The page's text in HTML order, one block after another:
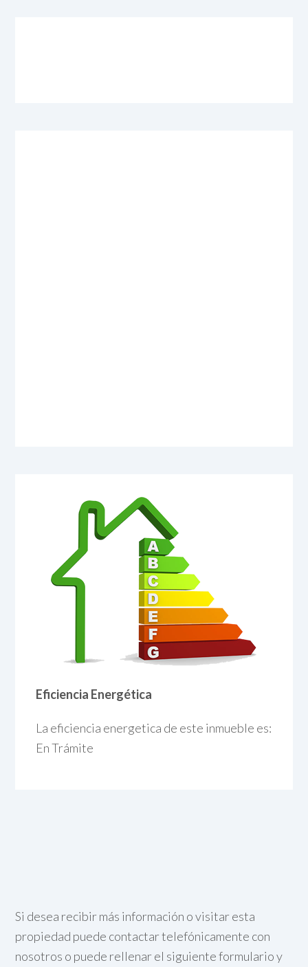
Eficiencia Energética
La eficiencia energetica de este inmueble es:
En Trámite
Si desea recibir más información o visitar esta
propiedad puede contactar telefónicamente con
nosotros o puede rellenar el siguiente formulario y